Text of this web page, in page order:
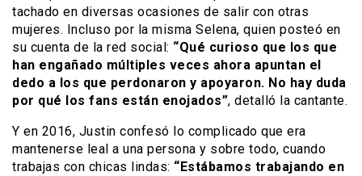
tachado en diversas ocasiones de salir con otras
mujeres. Incluso por la misma Selena, quien posteó en
su cuenta de la red social: “Qué curioso que los que
han engañado múltiples veces ahora apuntan el
dedo a los que perdonaron y apoyaron. No hay duda
por qué los fans están enojados”, detalló la cantante.
Y en 2016, Justin confesó lo complicado que era
mantenerse leal a una persona y sobre todo, cuando
trabajas con chicas lindas: “Estábamos trabajando en